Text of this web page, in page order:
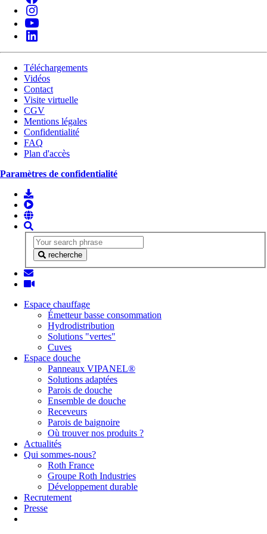
Téléchargements
Vidéos
Contact
Visite virtuelle
CGV
Mentions légales
Confidentialité
FAQ
Plan d'accès
Paramètres de confidentialité
recherche
Espace chauffage
Émetteur basse consommation
Hydrodistribution
Solutions "vertes"
Cuves
Espace douche
Panneaux VIPANEL®
Solutions adaptées
Parois de douche
Ensemble de douche
Receveurs
Parois de baignoire
Où trouver nos produits ?
Actualités
Qui sommes-nous?
Roth France
Groupe Roth Industries
Développement durable
Recrutement
Presse